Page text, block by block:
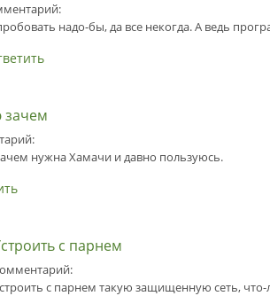
надо-бы, да все некогда. А ведь
зачем
нужна Хамачи и давно пользуюсь.
с парнем
с парнем такую защищенную сеть, что-